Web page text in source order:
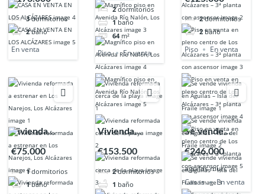
LOS
ALCÁZARES
3 dormitorios
2 baño
En venta
Nalón, Los
Alcázares
2 dormitorios
1 baño
64 m²
Piso En venta
centro de Los
Alcázares – 3ª
planta con
ascensor
2 dormitorios
2 baño
Piso En venta
Vivienda
reformada a
estrenar en
Los Narejos,
Los Alcázares
€75.000
1 dormitorios
1 baño
Vivienda
reformada
cerca de la
playa
€153.500
2 dormitorios
1 baño
Se vende
vivienda en
Águilas – Isla
del Fraile
€246.000
aguilas murc
Casas
En venta